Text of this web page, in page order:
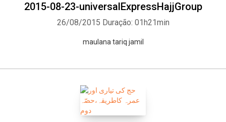
2015-08-23-universalExpressHajjGroup
26/08/2015 Duração: 01h21min
maulana tariq jamil